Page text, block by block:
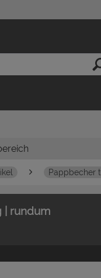
Pappbecher
| rundum